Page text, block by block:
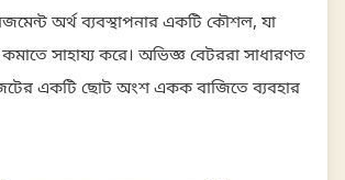
অর্থ ব্যবস্থাপনার একটি কৌশল, যা
কমাতে সাহায্য করে। অভিজ্ঞ বেটররা সাধারণত
একটি ছোট অংশ একক বাজিতে ব্যবহার